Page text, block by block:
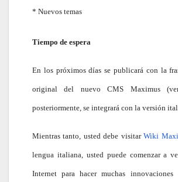
* Nuevos temas
Tiempo de espera
En los próximos días se publicará con la
original del nuevo CMS Maximus
posteriormente, se integrará con la versión
Mientras tanto, usted debe visitarWiki
lengua italiana, usted puede comenzar a
Internet para hacer muchas